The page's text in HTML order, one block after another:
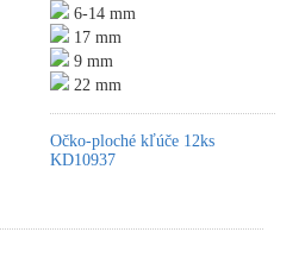
6-14 mm
17 mm
9 mm
22 mm
Očko-ploché kľúče 12ks
KD10937